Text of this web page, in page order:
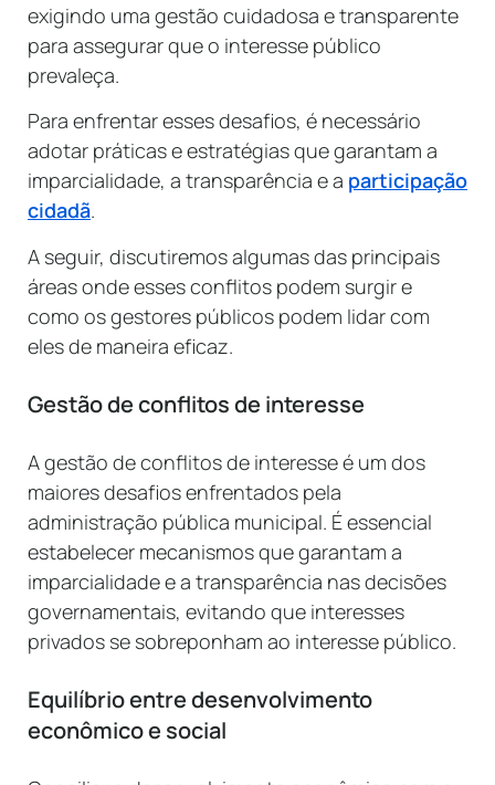
exigindo uma gestão cuidadosa e transparente
para assegurar que o interesse público
prevaleça.
Para enfrentar esses desafios, é necessário
adotar práticas e estratégias que garantam a
imparcialidade, a transparência e a participação
cidadã.
A seguir, discutiremos algumas das principais
áreas onde esses conflitos podem surgir e
como os gestores públicos podem lidar com
eles de maneira eficaz.
Gestão de conflitos de interesse
A gestão de conflitos de interesse é um dos
maiores desafios enfrentados pela
administração pública municipal. É essencial
estabelecer mecanismos que garantam a
imparcialidade e a transparência nas decisões
governamentais, evitando que interesses
privados se sobreponham ao interesse público.
Equilíbrio entre desenvolvimento
econômico e social